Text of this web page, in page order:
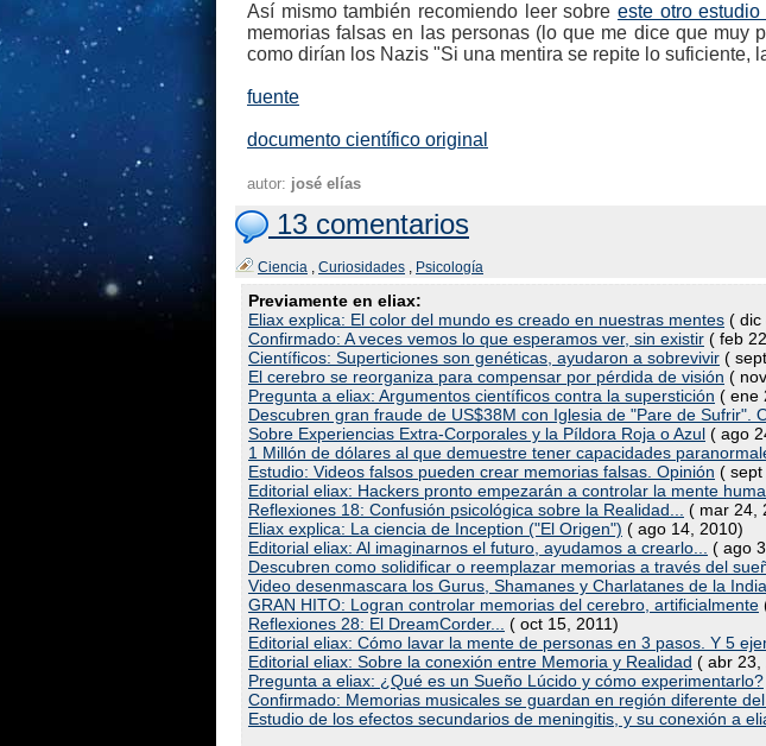
Así mismo también recomiendo leer sobre este otro
memorias falsas en las personas (lo que me dice que muy
como dirían los Nazis "Si una mentira se repite lo suficiente,
fuente
documento científico original
autor: josé elías
13 comentarios
Ciencia , Curiosidades , Psicología
Previamente en eliax:
Eliax explica: El color del mundo es creado en nuestras mentes ( dic
Confirmado: A veces vemos lo que esperamos ver, sin existir ( feb
Científicos: Superticiones son genéticas, ayudaron a sobrevivir (
El cerebro se reorganiza para compensar por pérdida de visión (
Pregunta a eliax: Argumentos científicos contra la superstición ( ene
Descubren gran fraude de US$38M con Iglesia de "Pare de Sufrir".
Sobre Experiencias Extra-Corporales y la Píldora Roja o Azul ( ago
1 Millón de dólares al que demuestre tener capacidades
Estudio: Videos falsos pueden crear memorias falsas. Opinión ( sept
Editorial eliax: Hackers pronto empezarán a controlar la mente
Reflexiones 18: Confusión psicológica sobre la Realidad...
( mar 24,
Eliax explica: La ciencia de Inception ("El Origen") ( ago 14, 2010)
Editorial eliax: Al imaginarnos el futuro, ayudamos a crearlo...
( ago
Descubren como solidificar o reemplazar memorias a través del
Video desenmascara los Gurus, Shamanes y Charlatanes de la
GRAN HITO: Logran controlar memorias del cerebro, artificialmente
Reflexiones 28: El DreamCorder...
( oct 15, 2011)
Editorial eliax: Cómo lavar la mente de personas en 3 pasos. Y 5
Editorial eliax: Sobre la conexión entre Memoria y Realidad ( abr 23,
Pregunta a eliax: ¿Qué es un Sueño Lúcido y cómo experimentarlo?
Confirmado: Memorias musicales se guardan en región diferente
Estudio de los efectos secundarios de meningitis, y su conexión a